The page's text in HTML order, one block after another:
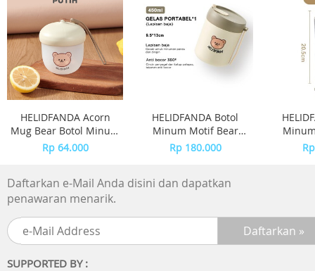
HELIDFANDA Acorn
Mug Bear Botol Minum
Mini Travel Kedap Anti
Tumpah -
Rp 64.000
HELIDFANDA Botol
Minum Motif Bear
Tumbler Anak Sekolah
dengan Tali -
Rp 180.000
Anak
Daftarkan e-Mail Anda disini dan dapatkan
penawaran menarik.
SUPPORTED BY :